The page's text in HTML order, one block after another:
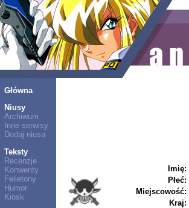
Główna
Niusy
Archiwum
Inne serwisy
Dodaj niusa
Teksty
Recenzje
Konwenty
Felietony
Humor
Kiosk
Imię:
Płeć:
Miejscowość:
Kraj: